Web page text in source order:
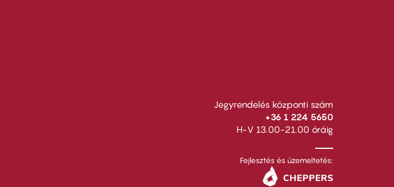
Jegyrendelés központi szám
+36 1 224 5650
H-V 13.00-21.00 óráig
Fejlesztés és üzemeltetés: